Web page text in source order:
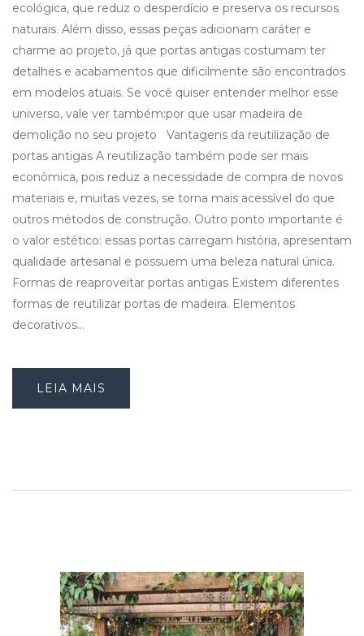
ecológica, que reduz o desperdício e preserva os recursos
naturais. Além disso, essas peças adicionam caráter e
charme ao projeto, já que portas antigas costumam ter
detalhes e acabamentos que dificilmente são encontrados
em modelos atuais. Se você quiser entender melhor esse
universo, vale ver também:por que usar madeira de
demolição no seu projeto Vantagens da reutilização de
portas antigas A reutilização também pode ser mais
econômica, pois reduz a necessidade de compra de novos
materiais e, muitas vezes, se torna mais acessível do que
outros métodos de construção. Outro ponto importante é
o valor estético: essas portas carregam história, apresentam
qualidade artesanal e possuem uma beleza natural única.
Formas de reaproveitar portas antigas Existem diferentes
formas de reutilizar portas de madeira. Elementos
decorativos…
LEIA MAIS